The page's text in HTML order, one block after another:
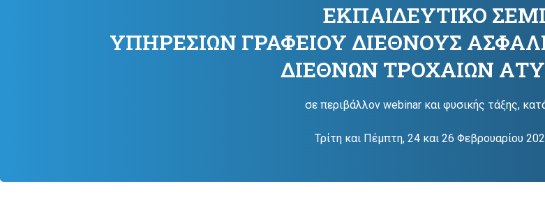
ΕΚΠΑΙΔΕΥΤΙΚΟ
ΥΠΗΡΕΣΙΩΝ ΓΡΑΦΕΙΟΥ ΔΙΕΘΝΟΥΣ
ΔΙΕΘΝΩΝ ΤΡΟΧΑΙΩΝ
σε περιβάλλον webinar και φυσικής τάξης,
Τρίτη και Πέμπτη, 24 και 26 Φεβρουαρίου